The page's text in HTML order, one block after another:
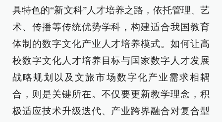
具特色的“新文科”人才培养之路，依托管理、艺
术、传播等传统优势学科，构建适合我国教育
体制的数字文化产业人才培养模式。如何让高
校数字文化人才培养目标与国家数字人才发展
战略规划以及文旅市场数字化产业需求相耦
合，则是关键所在。不仅要更新教学理念，积
极适应技术升级迭代、产业跨界融合对复合型